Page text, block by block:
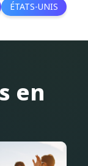
ÉTATS-UNIS
en